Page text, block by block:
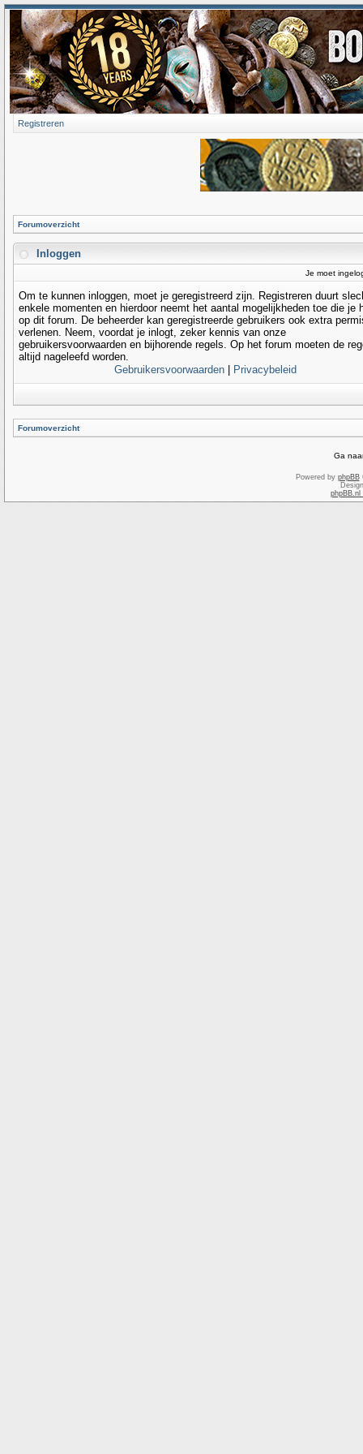
Registreren
Forumoverzicht
Inloggen
Je moet
Om te kunnen inloggen, moet je geregistreerd zijn. Registreren duurt
enkele momenten en hierdoor neemt het aantal mogelijkheden toe die je
op dit forum. De beheerder kan geregistreerde gebruikers ook extra
verlenen. Neem, voordat je inlogt, zeker kennis van onze
gebruikersvoorwaarden en bijhorende regels. Op het forum moeten de
altijd nageleefd worden.
Gebruikersvoorwaarden
Privacybeleid
Forumoverzicht
Ga
Powered by phpBB
phpBB.nl